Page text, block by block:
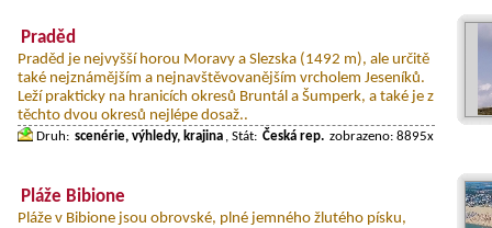
Praděd
Praděd je nejvyšší horou Moravy a Slezska (1492 m), ale určitě
také nejznámějším a nejnavštěvovanějším vrcholem Jeseníků.
Leží prakticky na hranicích okresů Bruntál a Šumperk, a také je z
těchto dvou okresů nejlépe dosaž..
Druh: scenérie, výhledy, krajina , Stát: Česká rep. zobrazeno: 8895x
Pláže Bibione
Pláže v Bibione jsou obrovské, plné jemného žlutého písku,